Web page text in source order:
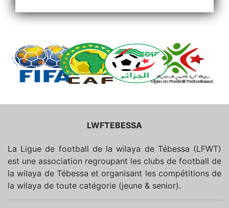
LWFTEBESSA
La Ligue de football de la wilaya de Tébessa (LFWT)
est une association regroupant les clubs de football de
la wilaya de Tébessa et organisant les compétitions de
la wilaya de toute catégorie (jeune & senior).